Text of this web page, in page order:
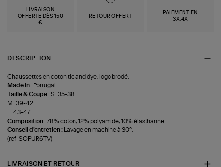
LIVRAISON
OFFERTE DÈS 150
€
RETOUR OFFERT
PAIEMENT EN
3X,4X
DESCRIPTION
Chaussettes en coton tie and dye, logo brodé.
Made in : Portugal.
Taille & Coupe :S : 35-38.
M : 39-42.
L : 43-47.
Composition : 78% coton, 12% polyamide, 10% élasthanne.
Conseil d'entretien :
Lavage en machine à 30°.
(ref-SOPUR6TV)
LIVRAISON ET RETOUR